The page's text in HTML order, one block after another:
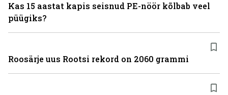
Kas 15 aastat kapis seisnud PE-nöör kõlbab veel
püügiks?
Roosärje uus Rootsi rekord on 2060 grammi